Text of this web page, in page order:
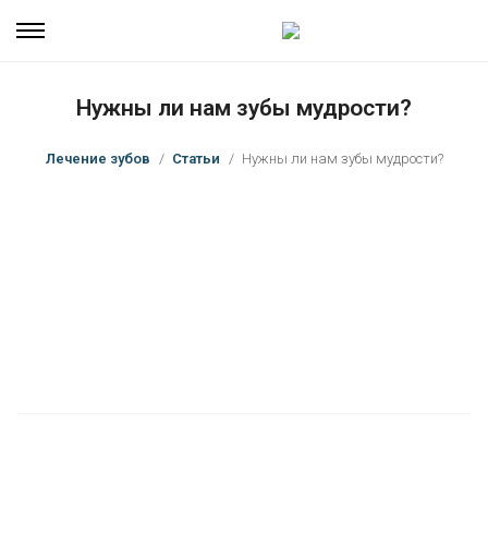
Нужны ли нам зубы мудрости?
Лечение зубов Статьи Нужны ли нам зубы мудрости?